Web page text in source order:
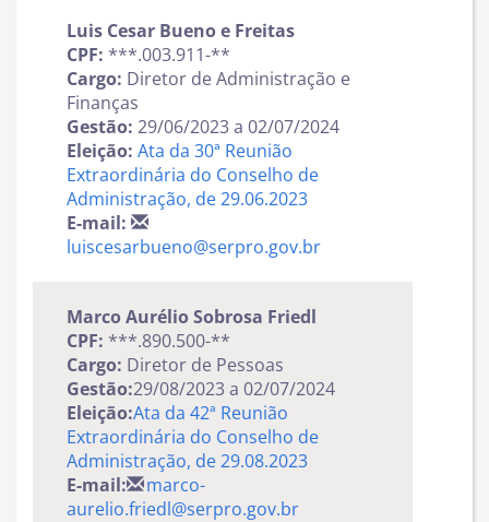
Luis Cesar Bueno e Freitas
CPF: ***.003.911-**
Cargo: Diretor de Administração e
Finanças
Gestão: 29/06/2023 a 02/07/2024
Eleição: Ata da 30ª Reunião
Extraordinária do Conselho de
Administração, de 29.06.2023
E-mail:
luiscesarbueno@serpro.gov.br
Marco Aurélio Sobrosa Friedl
CPF: ***.890.500-**
Cargo: Diretor de Pessoas
Gestão:29/08/2023 a 02/07/2024
Eleição:Ata da 42ª Reunião
Extraordinária do Conselho de
Administração, de 29.08.2023
E-mail:
marco-
aurelio.friedl@serpro.gov.br